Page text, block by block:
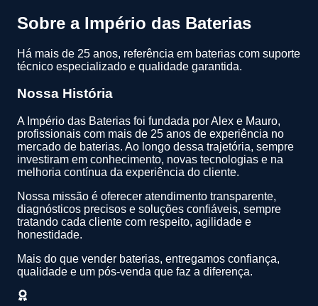
Sobre a Império das Baterias
Há mais de 25 anos, referência em baterias com suporte
técnico especializado e qualidade garantida.
Nossa História
A Império das Baterias foi fundada por Alex e Mauro,
profissionais com mais de 25 anos de experiência no
mercado de baterias. Ao longo dessa trajetória, sempre
investiram em conhecimento, novas tecnologias e na
melhoria contínua da experiência do cliente.
Nossa missão é oferecer atendimento transparente,
diagnósticos precisos e soluções confiáveis, sempre
tratando cada cliente com respeito, agilidade e
honestidade.
Mais do que vender baterias, entregamos confiança,
qualidade e um pós-venda que faz a diferença.